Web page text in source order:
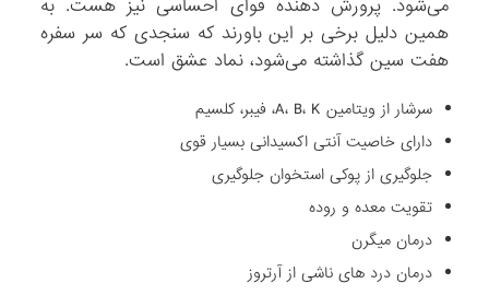
می‌شود. پرورش دهنده قوای احساسی نیز هست. به
همین دلیل برخی بر این باورند که سنجدی که سر سفره
هفت سین گذاشته می‌شود، نماد عشق است.
سرشار از ویتامین A، B، K، فیبر، کلسیم
دارای خاصیت آنتی اکسیدانی بسیار قوی
جلوگیری از پوکی استخوان جلوگیری
تقویت معده و روده
درمان میگرن
درمان درد های ناشی از آرتروز